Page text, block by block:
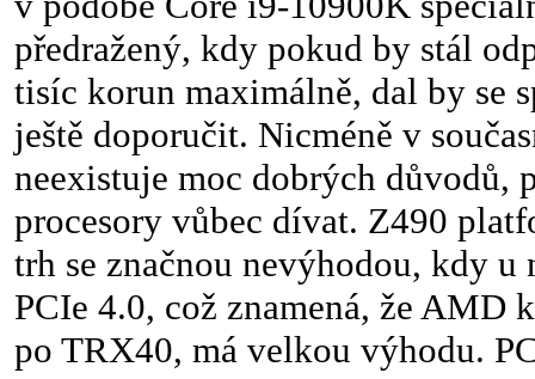
předražený, kdy pokud by stál
tisíc korun maximálně, dal by se
ještě doporučit. Nicméně v
neexistuje moc dobrých důvodů,
procesory vůbec dívat. Z490
trh se značnou nevýhodou, kdy
PCIe 4.0, což znamená, že AMD
po TRX40, má velkou výhodu.